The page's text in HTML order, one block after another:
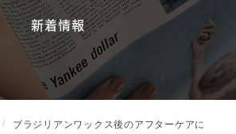
新着情報
ブラジリアンワックス後のアフターケアに